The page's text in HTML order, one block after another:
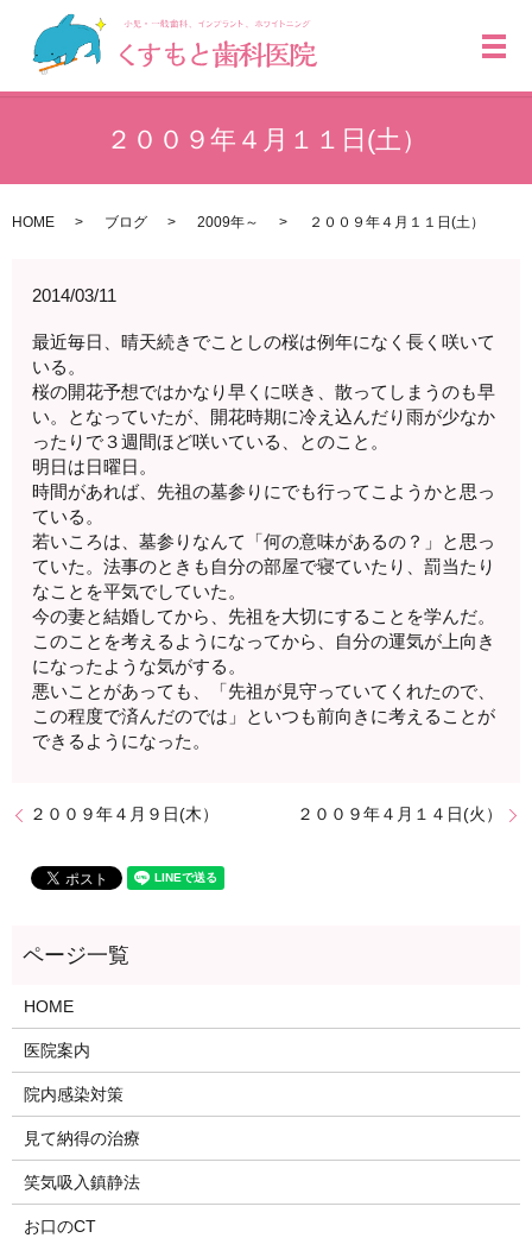
メ
２００９年４月１１日(土）
HOME ブログ 2009年～ ２００９年４月１１日(土）
2014/03/11
最近毎日、晴天続きでことしの桜は例年になく長く咲いて
いる。
桜の開花予想ではかなり早くに咲き、散ってしまうのも早
い。となっていたが、開花時期に冷え込んだり雨が少なか
ったりで３週間ほど咲いている、とのこと。
明日は日曜日。
時間があれば、先祖の墓参りにでも行ってこようかと思っ
ている。
若いころは、墓参りなんて「何の意味があるの？」と思っ
ていた。法事のときも自分の部屋で寝ていたり、罰当たり
なことを平気でしていた。
今の妻と結婚してから、先祖を大切にすることを学んだ。
このことを考えるようになってから、自分の運気が上向き
になったような気がする。
悪いことがあっても、「先祖が見守っていてくれたので、
この程度で済んだのでは」といつも前向きに考えることが
できるようになった。
２００９年４月９日(木） ２００９年４月１４日(火）
HOME
医院案内
院内感染対策
見て納得の治療
笑気吸入鎮静法
お口のCT